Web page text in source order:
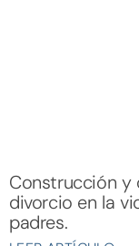
Construcción y
divorcio en la
padres.